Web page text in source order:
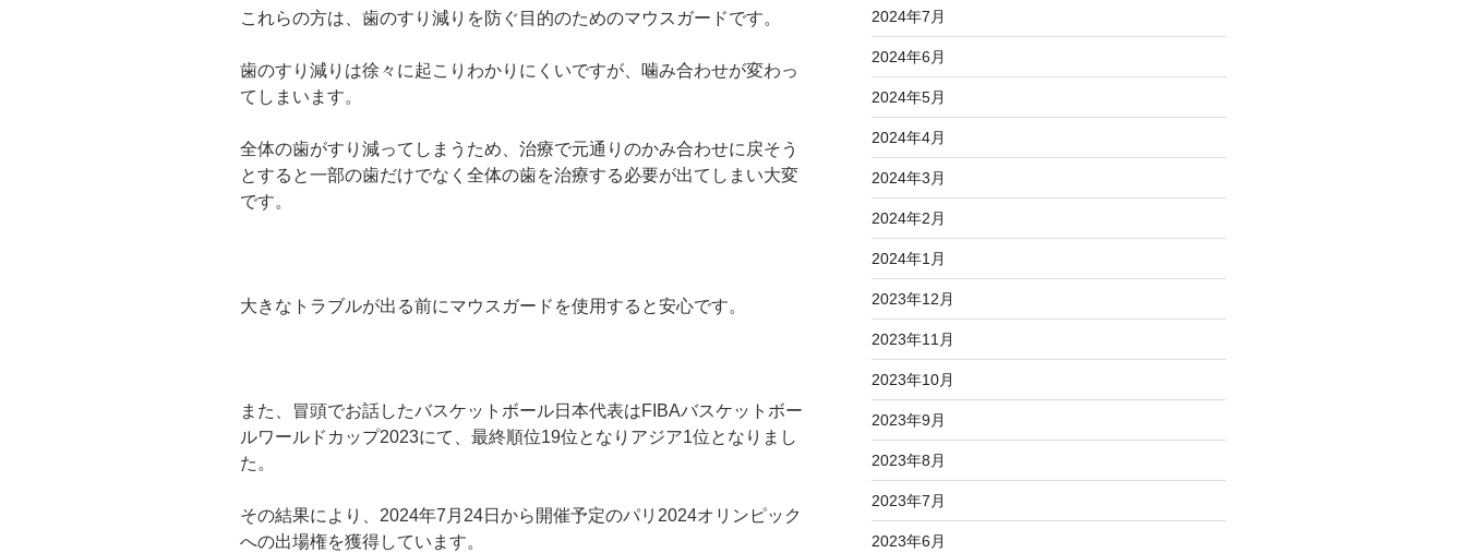
これらの方は、歯のすり減りを防ぐ目的のためのマウスガードです。
歯のすり減りは徐々に起こりわかりにくいですが、噛み合わせが変わっ
てしまいます。
全体の歯がすり減ってしまうため、治療で元通りのかみ合わせに戻そう
とすると一部の歯だけでなく全体の歯を治療する必要が出てしまい大変
です。
大きなトラブルが出る前にマウスガードを使用すると安心です。
また、冒頭でお話したバスケットボール日本代表はFIBAバスケットボー
ルワールドカップ2023にて、最終順位19位となりアジア1位となりまし
た。
その結果により、2024年7月24日から開催予定のパリ2024オリンピック
への出場権を獲得しています。
2024年7月
2024年6月
2024年5月
2024年4月
2024年3月
2024年2月
2024年1月
2023年12月
2023年11月
2023年10月
2023年9月
2023年8月
2023年7月
2023年6月